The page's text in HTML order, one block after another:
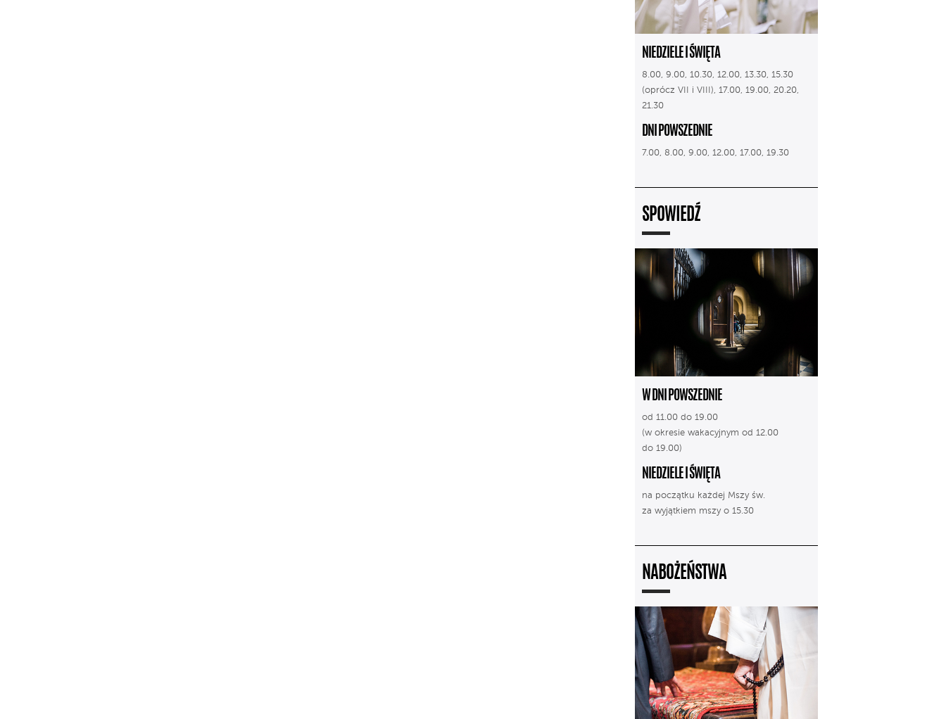
NIEDZIELE I ŚWIĘTA
8.00, 9.00, 10.30, 12.00, 13.30, 15.30
(oprócz VII i VIII), 17.00, 19.00, 20.20,
21.30
DNI POWSZEDNIE
7.00, 8.00, 9.00, 12.00, 17.00, 19.30
SPOWIEDŹ
W DNI POWSZEDNIE
od 11.00 do 19.00
(w okresie wakacyjnym od 12.00
do 19.00)
NIEDZIELE I ŚWIĘTA
na początku każdej Mszy św.
za wyjątkiem mszy o 15.30
NABOŻEŃSTWA